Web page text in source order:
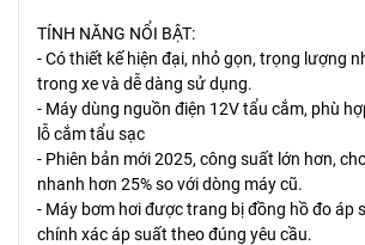
TÍNH NĂNG NỔI BẬT:
- Có thiết kế hiện đại, nhỏ gọn, trọng lượng
trong xe và dễ dàng sử dụng.
- Máy dùng nguồn điện 12V tẩu cắm, phù
lỗ cắm tẩu sạc
- Phiên bản mới 2025, công suất lớn hơn,
nhanh hơn 25% so với dòng máy cũ.
- Máy bơm hơi được trang bị đồng hồ đo áp
chính xác áp suất theo đúng yêu cầu.